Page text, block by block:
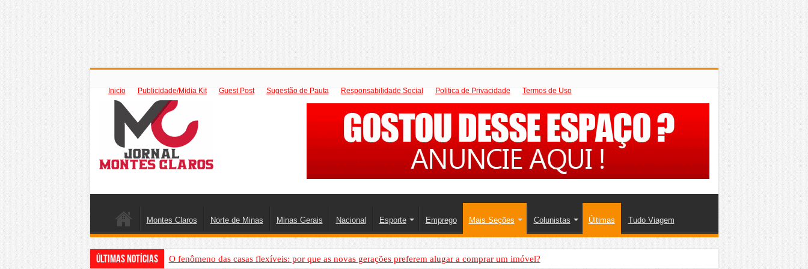
Inicio Publicidade/Midia Kit Guest Post Sugestão de Pauta Responsabilidade Social Politica de Privacidade Termos de Uso
Montes Claros Norte de Minas Minas Gerais Nacional Esporte Emprego Mais Seções Colunistas Últimas Tudo Viagem
Últimas Notícias O fenômeno das casas flexíveis: por que as novas gerações preferem alugar a comprar um imóvel?